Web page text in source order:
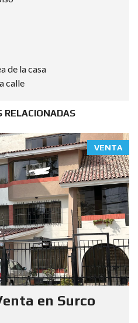
de la casa
calle
RELACIONADAS
VENTA
en Surco